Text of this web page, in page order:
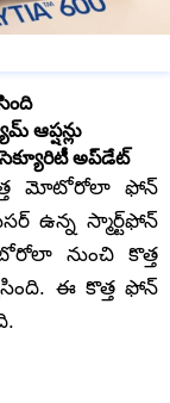
ఆప్షన్లు
అప్‌డేట్‌
మోటోరోలా ఫోన్
ఉన్న స్మార్ట్‌ఫోన్‌
నుంచి కొత్త
ఈ కొత్త ఫోన్